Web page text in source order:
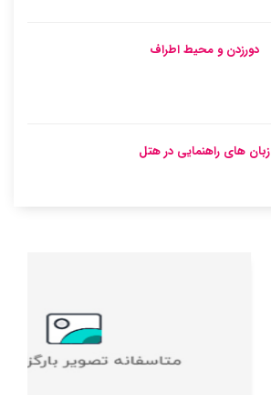
دورزدن و محیط اطراف
زبان های راهنمایی در هتل